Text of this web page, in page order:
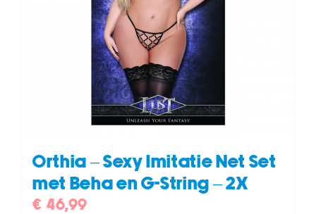
Orthia – Sexy Imitatie Net Set
met Beha en G-String – 2X
€ 46,99